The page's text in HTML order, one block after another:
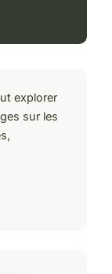
explorer
sur les